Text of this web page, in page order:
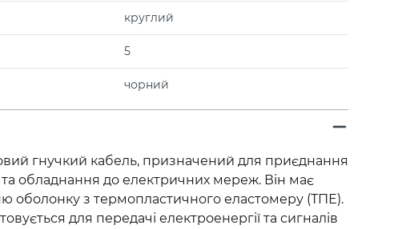
круглий
5
чорний
гнучкий кабель, призначений для приєднання
обладнання до електричних мереж. Він має
оболонку з термопластичного еластомеру (ТПЕ).
для передачі електроенергії та сигналів